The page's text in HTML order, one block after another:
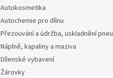
Autokosmetika
Autochemie pro dílnu
Přezouvání a údržba, uskladnění pneu
Náplně, kapaliny a maziva
Dílenské vybavení
Žárovky